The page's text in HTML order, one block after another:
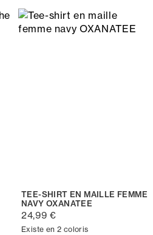
TEE-SHIRT EN MAILLE FEMME
NAVY OXANATEE
24,99 €
Existe en 2 coloris